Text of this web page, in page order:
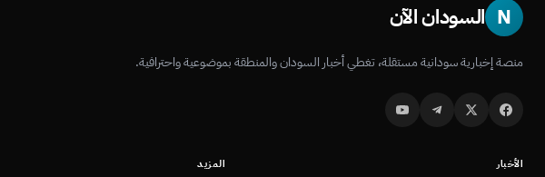
N السودان الآن
منصة إخبارية سودانية مستقلة، تغطي أخبار السودان والمنطقة بموضوعية واحترافية.
الأخبار المزيد